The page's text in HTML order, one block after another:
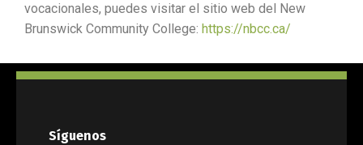
vocacionales, puedes visitar el sitio web del New
Brunswick Community College: https://nbcc.ca/
Síguenos